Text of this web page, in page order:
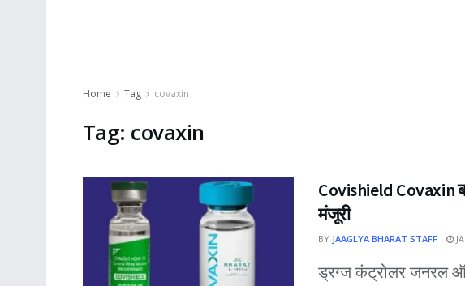
Home Tag covaxin
Tag: covaxin
Covishield Covaxin
मंजूरी
BY JAAGLYA BHARAT STAFF
ड्रग्ज कंट्रोलर जनरल